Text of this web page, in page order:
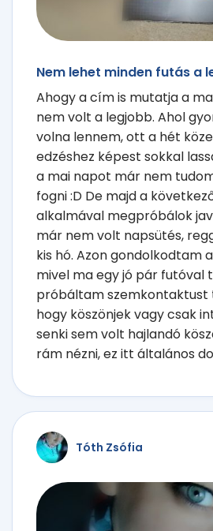
Nem lehet minden futás a
Ahogy a cím is mutatja a
nem volt a legjobb. Ahol
volna lennem, ott a hét
edzéshez képest sokkal
a mai napot már nem
fogni :D De majd a
alkalmával megpróbálok
már nem volt napsütés,
kis hó. Azon gondolkodtam
mivel ma egy jó pár futóval
próbáltam szemkontaktust
hogy köszönjek vagy csak
senki sem volt hajlandó
rám nézni, ez itt általános
Tóth Zsófia